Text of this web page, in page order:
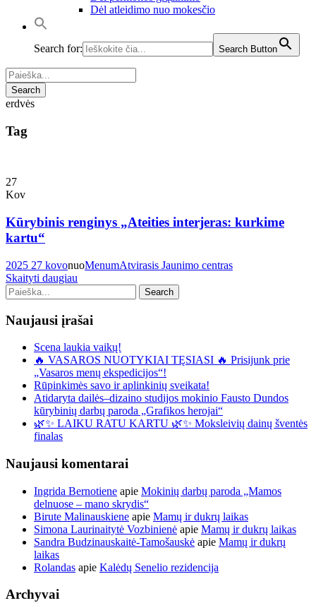
Dėl atleidimo nuo mokesčio
Search for: Search Button
erdvės
Tag
27
Kov
Kūrybinis renginys „Ateities interjeras: kurkime
kartu“
2025 27 kovonuoMenumAtvirasis Jaunimo centras
Skaityti daugiau
Naujausi įrašai
Scena laukia vaikų!
🔥 VASAROS NUOTYKIAI TĘSIASI 🔥 Prisijunk prie
„Vasaros menų ekspedicijos“!
Rūpinkimės savo ir aplinkinių sveikata!
Atidaryta dailės–dizaino studijos mokinio Fausto Dundos
kūrybinių darbų paroda „Grafikos herojai“
🌿✨ LAIKU RATU KARTU 🌿✨ Moksleivių dainų šventės
finalas
Naujausi komentarai
Ingrida Bernotiene apie Mokinių darbų paroda „Mamos
delnuose – mano skrydis“
Birute Malinauskiene apie Mamų ir dukrų laikas
Simona Laurinaitytė Vozbinienė apie Mamų ir dukrų laikas
Sandra Budzinauskaitė-Tamošauskė apie Mamų ir dukrų
laikas
Rolandas apie Kalėdų Senelio rezidencija
Archyvai